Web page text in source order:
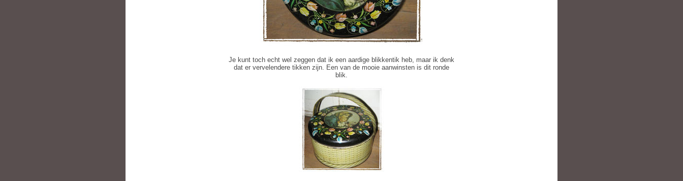
Je kunt toch echt wel zeggen dat ik een aardige blikkentik heb, maar ik denk
dat er vervelendere tikken zijn. Een van de mooie aanwinsten is dit ronde
blik.